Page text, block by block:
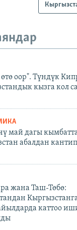
оор". Түндүк
кызга кол
май дагы
абалдан кантип
жана Таш-Төбө:
каттоо